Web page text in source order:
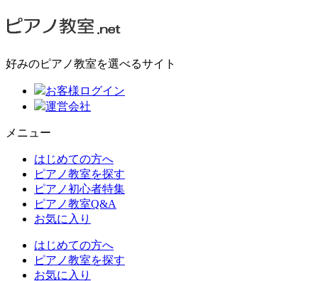
好みのピアノ教室を選べるサイト
お客様ログイン
運営会社
メニュー
はじめての方へ
ピアノ教室を探す
ピアノ初心者特集
ピアノ教室Q&A
お気に入り
はじめての方へ
ピアノ教室を探す
お気に入り